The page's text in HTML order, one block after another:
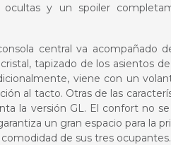
ocultas y un spoiler
central va acompañado
tapizado de los asientos
viene con un
al tacto. Otras de las
la versión GL. El confort no
un gran espacio para la
de sus tres ocupantes.